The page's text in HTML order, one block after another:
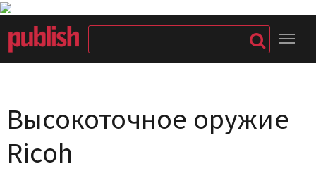
Высокоточное оружие
Ricoh